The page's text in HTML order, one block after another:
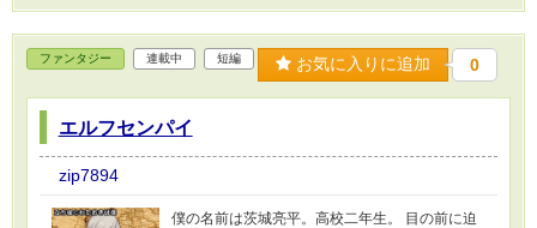
ファンタジー 連載中 短編 お気に入りに追加 0
エルフセンパイ
zip7894
僕の名前は茨城亮平。高校二年生。 目の前に迫